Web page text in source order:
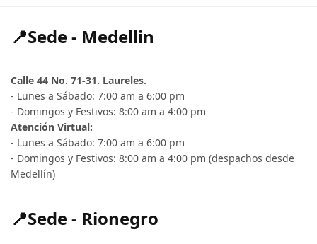
📍Sede - Medellin
Calle 44 No. 71-31. Laureles.
- Lunes a Sábado: 7:00 am a 6:00 pm
- Domingos y Festivos: 8:00 am a 4:00 pm
Atención Virtual:
- Lunes a Sábado: 7:00 am a 6:00 pm
- Domingos y Festivos: 8:00 am a 4:00 pm (despachos desde
Medellín)
📍Sede - Rionegro